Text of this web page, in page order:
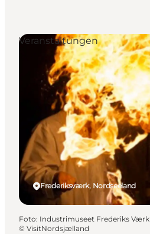
Frederiksværk, Nordseeland
Veranstaltungen
Foto: Industrimuseet Frederiks Værk
© VisitNordsjælland